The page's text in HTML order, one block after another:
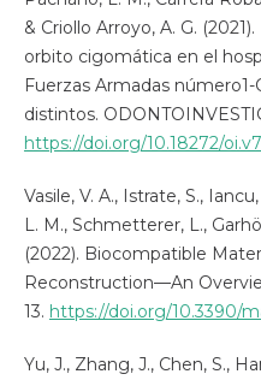
& Criollo Arroyo, A. G.
orbito cigomática en el
Fuerzas Armadas
distintos.
https://doi.org/10.18272/
Vasile, V. A., Istrate, S.,
L. M., Schmetterer, L.,
(2022). Biocompatible
Reconstruction—An
13. https://doi.org/10.3390/
Yu, J., Zhang, J., Chen, S.,